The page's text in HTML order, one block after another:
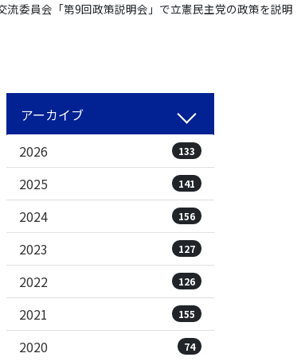
流委員会「第9回政策説明会」で立憲民主党の政策を説明
アーカイブ
2026
133
2025 141
2024 156
2023 127
2022 126
2021 155
2020 74